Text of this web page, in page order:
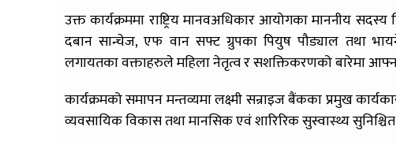
उक्त कार्यक्रममा राष्ट्रिय मानवअधिकार आयोगका माननीय सदस्य
दबान सान्चेज, एफ वान सफ्ट ग्रुपका पियुष पौड्याल तथा
लगायतका वक्ताहरुले महिला नेतृत्व र सशक्तिकरणको बारेमा
कार्यक्रमको समापन मन्तव्यमा लक्ष्मी सन्राइज बैंकका प्रमुख
व्यवसायिक विकास तथा मानसिक एवं शारिरिक सुस्वास्थ्य सुनिश्चित